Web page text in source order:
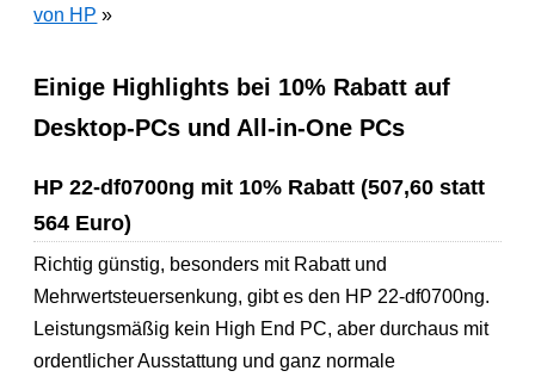
von HP »
Einige Highlights bei 10% Rabatt auf
Desktop-PCs und All-in-One PCs
HP 22-df0700ng mit 10% Rabatt (507,60 statt
564 Euro)
Richtig günstig, besonders mit Rabatt und
Mehrwertsteuersenkung, gibt es den HP 22-df0700ng.
Leistungsmäßig kein High End PC, aber durchaus mit
ordentlicher Ausstattung und ganz normale